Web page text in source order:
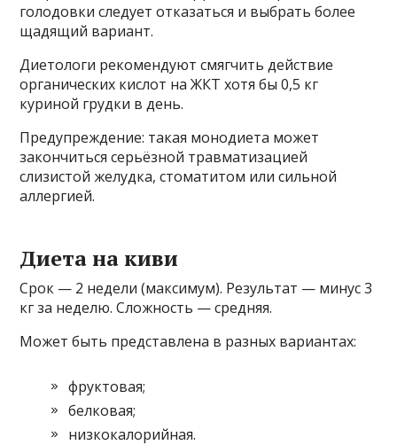
голодовки следует отказаться и выбрать более
щадящий вариант.
Диетологи рекомендуют смягчить действие
органических кислот на ЖКТ хотя бы 0,5 кг
куриной грудки в день.
Предупреждение: такая монодиета может
закончиться серьёзной травматизацией
слизистой желудка, стоматитом или сильной
аллергией.
Диета на киви
Срок — 2 недели (максимум). Результат — минус 3
кг за неделю. Сложность — средняя.
Может быть представлена в разных вариантах:
фруктовая;
белковая;
низкокалорийная.